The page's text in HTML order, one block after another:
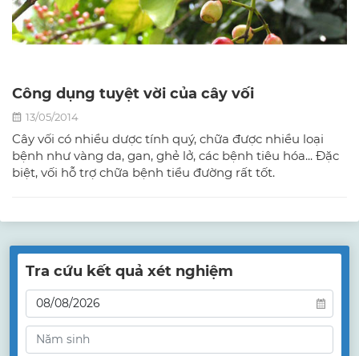
Công dụng tuyệt vời của cây vối
13/05/2014
Cây vối có nhiều dược tính quý, chữa được nhiều loại
bệnh như vàng da, gan, ghẻ lở, các bệnh tiêu hóa... Đặc
biệt, vối hỗ trợ chữa bệnh tiểu đường rất tốt.
Tra cứu kết quả xét nghiệm